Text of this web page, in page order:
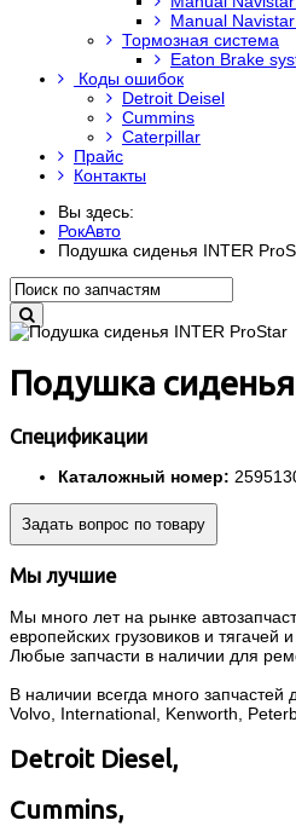
Manual
Тормозная система
Eaton Brake
Коды ошибок
Detroit Deisel
Cummins
Caterpillar
Прайс
Контакты
Вы здесь:
РокАвто
Подушка сиденья INTER
Подушка
Спецификации
Каталожный номер:
Задать вопрос по товару
Мы лучшие
Мы много лет на рынке
европейских грузовиков и тягачей
Любые запчасти в наличии для
В наличии всегда много
Volvo, International, Kenworth,
Detroit Diesel,
Cummins,